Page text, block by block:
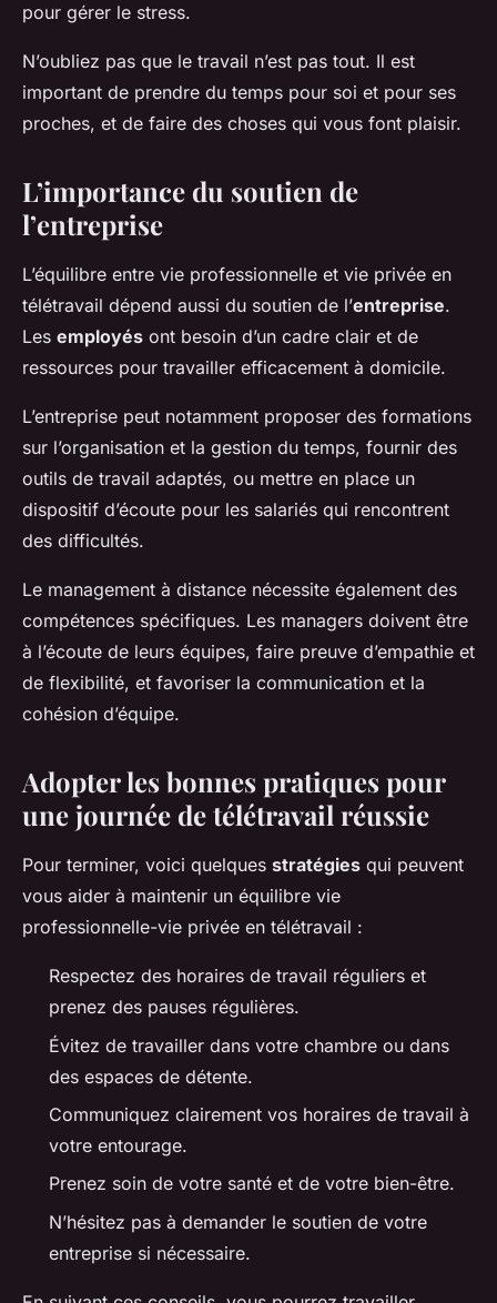
pour gérer le stress.
N’oubliez pas que le travail n’est pas tout. Il est
important de prendre du temps pour soi et pour ses
proches, et de faire des choses qui vous font plaisir.
L’importance du soutien de
l’entreprise
L’équilibre entre vie professionnelle et vie privée en
télétravail dépend aussi du soutien de l’entreprise.
Les employés ont besoin d’un cadre clair et de
ressources pour travailler efficacement à domicile.
L’entreprise peut notamment proposer des formations
sur l’organisation et la gestion du temps, fournir des
outils de travail adaptés, ou mettre en place un
dispositif d’écoute pour les salariés qui rencontrent
des difficultés.
Le management à distance nécessite également des
compétences spécifiques. Les managers doivent être
à l’écoute de leurs équipes, faire preuve d’empathie et
de flexibilité, et favoriser la communication et la
cohésion d’équipe.
Adopter les bonnes pratiques pour
une journée de télétravail réussie
Pour terminer, voici quelques stratégies qui peuvent
vous aider à maintenir un équilibre vie
professionnelle-vie privée en télétravail :
Respectez des horaires de travail réguliers et
prenez des pauses régulières.
Évitez de travailler dans votre chambre ou dans
des espaces de détente.
Communiquez clairement vos horaires de travail à
votre entourage.
Prenez soin de votre santé et de votre bien-être.
N’hésitez pas à demander le soutien de votre
entreprise si nécessaire.